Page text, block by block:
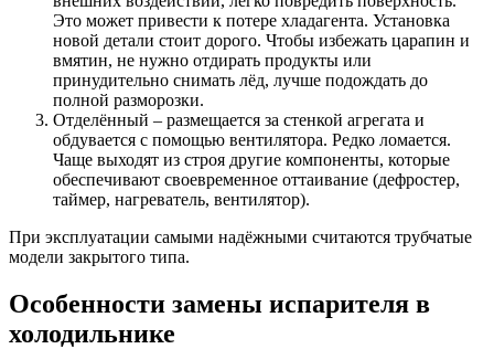
Это может привести к потере хладагента. Установка
новой детали стоит дорого. Чтобы избежать царапин и
вмятин, не нужно отдирать продукты или
принудительно снимать лёд, лучше подождать до
полной разморозки.
Отделённый – размещается за стенкой агрегата и
обдувается с помощью вентилятора. Редко ломается.
Чаще выходят из строя другие компоненты, которые
обеспечивают своевременное оттаивание (дефростер,
таймер, нагреватель, вентилятор).
При эксплуатации самыми надёжными считаются трубчатые
модели закрытого типа.
Особенности замены испарителя в
холодильнике